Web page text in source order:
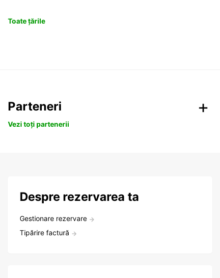
Toate țările
Parteneri
Vezi toți partenerii
Despre rezervarea ta
Gestionare rezervare
Tipărire factură